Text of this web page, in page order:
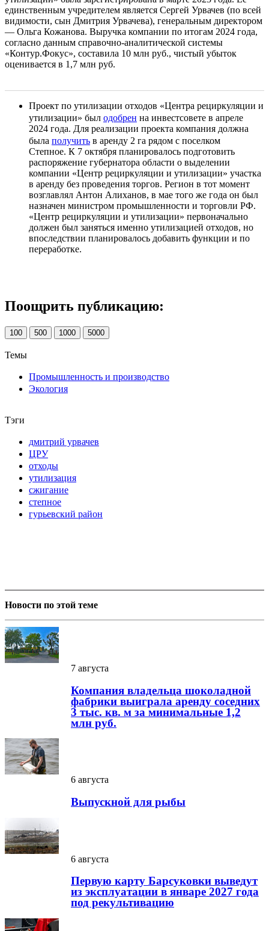
единственным учредителем является Сергей Урвачев (по всей
видимости, сын Дмитрия Урвачева), генеральным директором
— Ольга Кожанова. Выручка компании по итогам 2024 года,
согласно данным справочно-аналитической системы
«Контур.Фокус», составила 10 млн руб., чистый убыток
оценивается в 1,7 млн руб.
Проект по утилизации отходов «Центра рециркуляции и
утилизации» был одобрен на инвестсовете в апреле
2024 года. Для реализации проекта компания должна
была получить в аренду 2 га рядом с поселком
Степное. К 7 октября планировалось подготовить
распоряжение губернатора области о выделении
компании «Центр рециркуляции и утилизации» участка
в аренду без проведения торгов. Регион в тот момент
возглавлял Антон Алиханов, в мае того же года он был
назначен министром промышленности и торговли РФ.
«Центр рециркуляции и утилизации» первоначально
должен был заняться именно утилизацией отходов, но
впоследствии планировалось добавить функции и по
переработке.
Поощрить публикацию:
100 500 1000 5000
Темы
Промышленность и производство
Экология
Тэги
дмитрий урвачев
ЦРУ
отходы
утилизация
сжигание
степное
гурьевский район
Новости по этой теме
7 августа
Компания владельца шоколадной
фабрики выиграла аренду соседних
3 тыс. кв. м за минимальные 1,2
млн руб.
6 августа
Выпускной для рыбы
6 августа
Первую карту Барсуковки выведут
из эксплуатации в январе 2027 года
под рекультивацию